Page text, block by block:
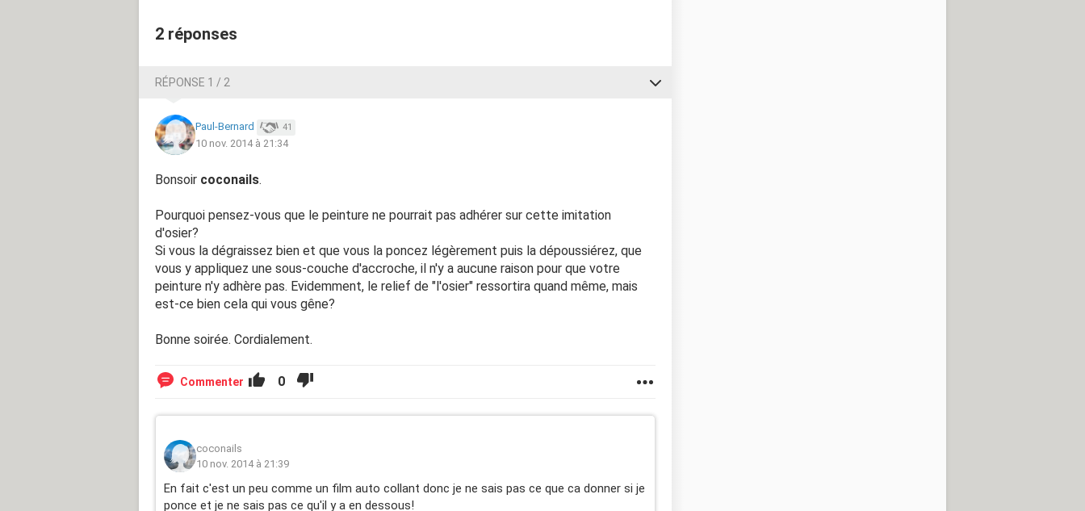
2 réponses
RÉPONSE 1 / 2
Paul-Bernard 41
10 nov. 2014 à 21:34
Bonsoir coconails.
Pourquoi pensez-vous que le peinture ne pourrait pas adhérer sur cette imitation
d'osier?
Si vous la dégraissez bien et que vous la poncez légèrement puis la dépoussiérez, que
vous y appliquez une sous-couche d'accroche, il n'y a aucune raison pour que votre
peinture n'y adhère pas. Evidemment, le relief de "l'osier" ressortira quand même, mais
est-ce bien cela qui vous gêne?
Bonne soirée. Cordialement.
Commenter 0
coconails
10 nov. 2014 à 21:39
En fait c'est un peu comme un film auto collant donc je ne sais pas ce que ca donner si je
ponce et je ne sais pas ce qu'il y a en dessous!